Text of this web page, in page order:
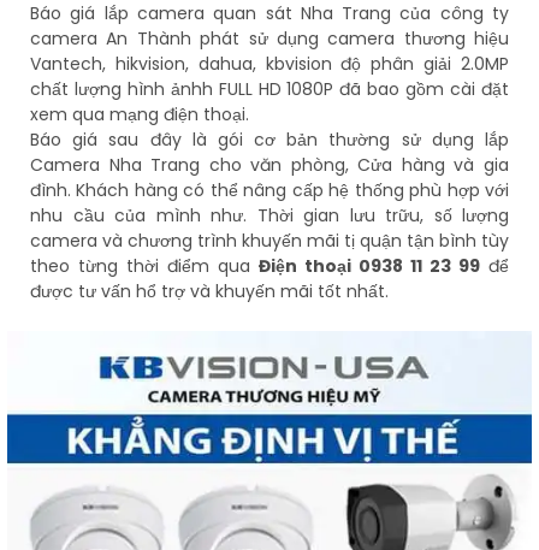
Báo giá lắp camera quan sát Nha Trang của công ty
camera An Thành phát sử dụng camera thương hiệu
Vantech, hikvision, dahua, kbvision độ phân giải 2.0MP
chất lượng hình ảnhh FULL HD 1080P đã bao gồm cài đặt
xem qua mạng điện thoại.
Báo giá sau đây là gói cơ bản thường sử dụng lắp
Camera Nha Trang cho văn phòng, Cửa hàng và gia
đình. Khách hàng có thể nâng cấp hệ thống phù hợp với
nhu cầu của mình như. Thời gian lưu trữu, số lượng
camera và chương trình khuyến mãi tị quận tận bình tùy
theo từng thời điểm qua Điện thoại 0938 11 23 99 để
được tư vấn hổ trợ và khuyến mãi tốt nhất.